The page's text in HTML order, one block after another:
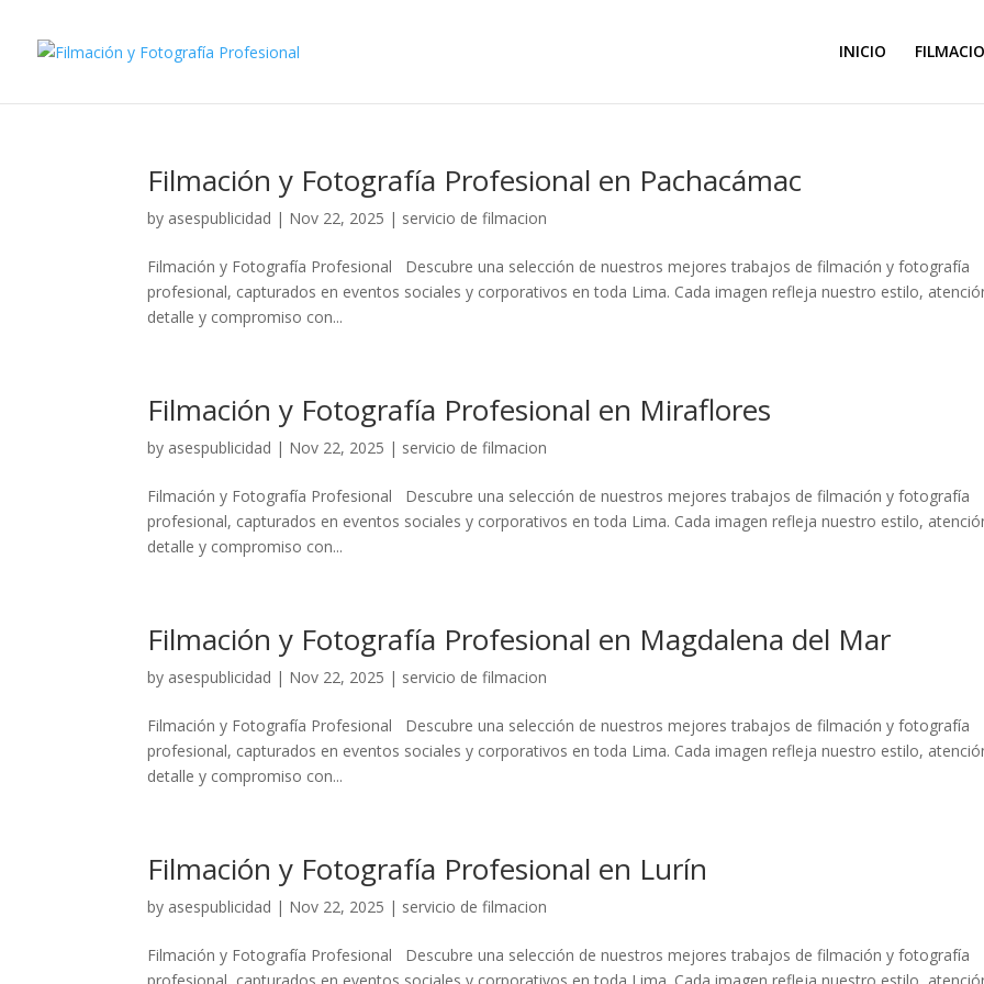
INICIO
Filmación y Fotografía Profesional en Pachacámac
by asespublicidad | Nov 22, 2025 | servicio de filmacion
Filmación y Fotografía Profesional Descubre una selección de nuestros mejores trabajos de filmación y fotografía
profesional, capturados en eventos sociales y corporativos en toda Lima. Cada imagen refleja nuestro estilo,
detalle y compromiso con...
Filmación y Fotografía Profesional en Miraflores
by asespublicidad | Nov 22, 2025 | servicio de filmacion
Filmación y Fotografía Profesional Descubre una selección de nuestros mejores trabajos de filmación y fotografía
profesional, capturados en eventos sociales y corporativos en toda Lima. Cada imagen refleja nuestro estilo,
detalle y compromiso con...
Filmación y Fotografía Profesional en Magdalena del Mar
by asespublicidad | Nov 22, 2025 | servicio de filmacion
Filmación y Fotografía Profesional Descubre una selección de nuestros mejores trabajos de filmación y fotografía
profesional, capturados en eventos sociales y corporativos en toda Lima. Cada imagen refleja nuestro estilo,
detalle y compromiso con...
Filmación y Fotografía Profesional en Lurín
by asespublicidad | Nov 22, 2025 | servicio de filmacion
Filmación y Fotografía Profesional Descubre una selección de nuestros mejores trabajos de filmación y fotografía